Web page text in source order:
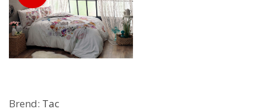
Brend: Tac